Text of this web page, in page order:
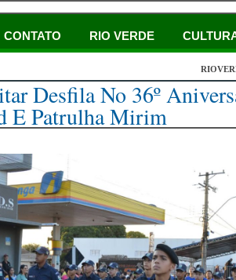
CONTATO RIO VERDE
Desfila No 36º
E Patrulha Mirim